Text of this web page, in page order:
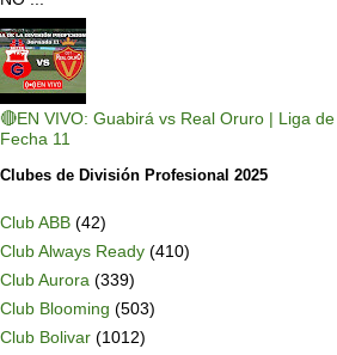
🔴EN VIVO: Guabirá vs Real Oruro | Liga
Fecha 11
Clubes de División Profesional 2025
Club ABB (42)
Club Always Ready (410)
Club Aurora (339)
Club Blooming (503)
Club Bolivar (1012)